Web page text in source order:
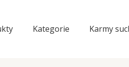
Kategorie Karmy